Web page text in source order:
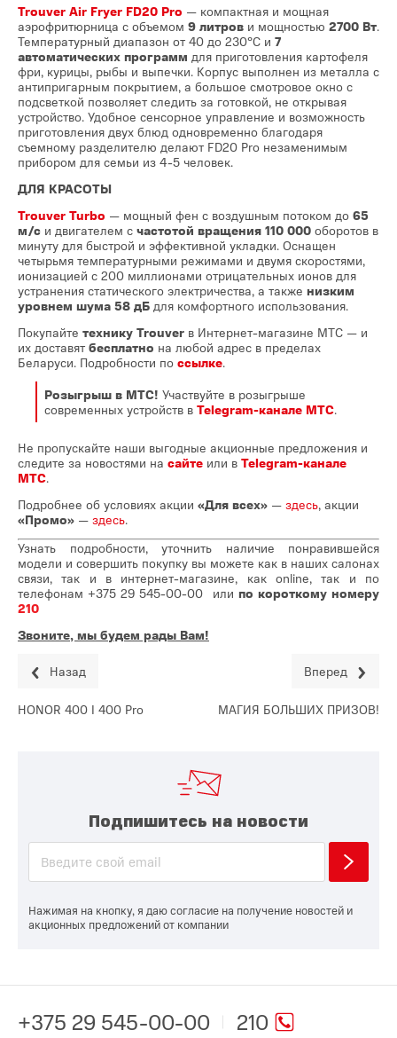
Trouver Air Fryer FD20 Pro — компактная и мощная
аэрофритюрница с объемом 9 литров и мощностью 2700 Вт.
Температурный диапазон от 40 до 230°С и 7
автоматических программ для приготовления картофеля
фри, курицы, рыбы и выпечки. Корпус выполнен из металла с
антипригарным покрытием, а большое смотровое окно с
подсветкой позволяет следить за готовкой, не открывая
устройство. Удобное сенсорное управление и возможность
приготовления двух блюд одновременно благодаря
съемному разделителю делают FD20 Pro незаменимым
прибором для семьи из 4-5 человек.
ДЛЯ КРАСОТЫ
Trouver Turbo — мощный фен с воздушным потоком до 65
м/с и двигателем с частотой вращения 110 000 оборотов в
минуту для быстрой и эффективной укладки. Оснащен
четырьмя температурными режимами и двумя скоростями,
ионизацией с 200 миллионами отрицательных ионов для
устранения статического электричества, а также низким
уровнем шума 58 дБ для комфортного использования.
Покупайте технику Trouver в Интернет-магазине МТС — и
их доставят бесплатно на любой адрес в пределах
Беларуси. Подробности по ссылке.
Розыгрыш в МТС! Участвуйте в розыгрыше
современных устройств в Telegram-канале МТС.
Не пропускайте наши выгодные акционные предложения и
следите за новостями на сайте или в Telegram-канале
МТС.
Подробнее об условиях акции «Для всех» — здесь, акции
«Промо» — здесь.
Узнать подробности, уточнить наличие понравившейся
модели и совершить покупку вы можете как в наших салонах
связи, так и в интернет-магазине, как online, так и по
телефонам +375 29 545-00-00 или по короткому номеру
210
Звоните, мы будем рады Вам!
Назад
HONOR 400 I 400 Pro
Вперед
МАГИЯ БОЛЬШИХ ПРИЗОВ!
Подпишитесь на новости
Нажимая на кнопку, я даю согласие на получение новостей и
акционных предложений от компании
210
+375 29 545-00-00